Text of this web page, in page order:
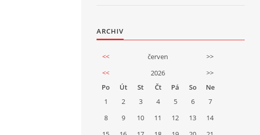
ARCHIV
<< červen
>>
<<
2026
>>
Po
Út St Čt Pá So
Ne
1
2 3 4 5 6
7
8
9 10 11 12 13
14